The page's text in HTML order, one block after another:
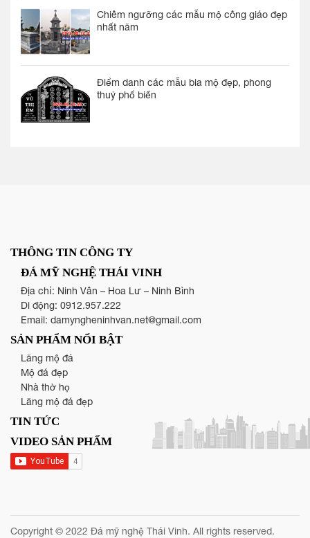
Chiêm ngưỡng các mẫu mộ công giáo đẹp
nhất năm
Điểm danh các mẫu bia mộ đẹp, phong
thuỷ phổ biến
THÔNG TIN CÔNG TY
ĐÁ MỸ NGHỆ THÁI VINH
Địa chỉ: Ninh Vân – Hoa Lư – Ninh Bình
Di động: 0912.957.222
Email: damyngheninhvan.net@gmail.com
SẢN PHẨM NỔI BẬT
Lăng mộ đá
Mộ đá đẹp
Nhà thờ họ
Lăng mộ đá đẹp
TIN TỨC
VIDEO SẢN PHẨM
Copyright © 2022 Đá mỹ nghệ Thái Vinh. All rights reserved.